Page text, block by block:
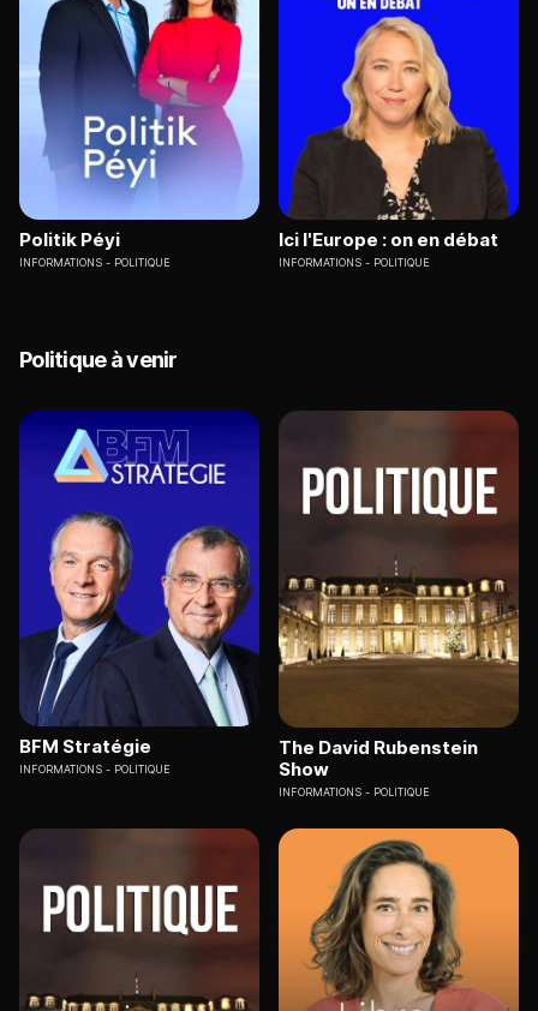
Politik Péyi
INFORMATIONS POLITIQUE
Ici l'Europe : on en débat
INFORMATIONS POLITIQUE
Politique à venir
BFM Stratégie
INFORMATIONS POLITIQUE
The David Rubenstein
Show
INFORMATIONS POLITIQUE